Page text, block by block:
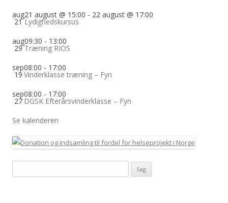
aug
21
21 august @ 15:00 - 22 august @ 17:00
Lydighedskursus
aug
29
09:30 - 13:00
Træning RIOS
sep
19
08:00 - 17:00
Vinderklasse træning – Fyn
sep
27
08:00 - 17:00
DGSK Efterårsvinderklasse – Fyn
Se kalenderen
efter: